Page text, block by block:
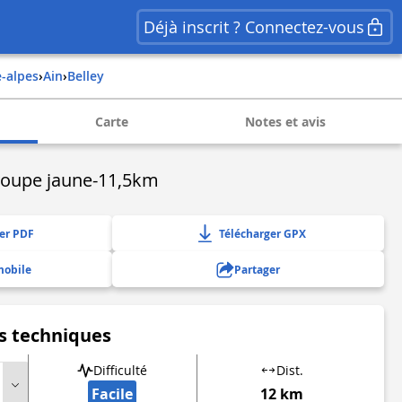
Déjà inscrit ? Connectez-vous
alpes› ain› belley
Carte Notes et avis
jaune-11,5km
PDF Télécharger GPX
Partager
techniques
Difficulté
Facile
Dist.
12 km